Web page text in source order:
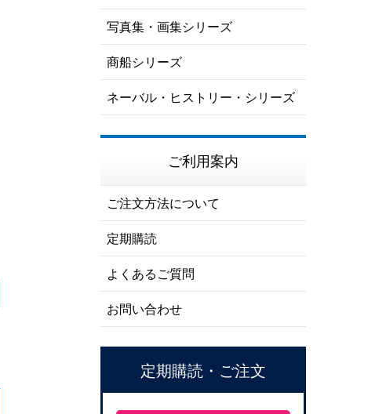
写真集・画集シリーズ
商船シリーズ
ネーバル・ヒストリー・シリーズ
ご利用案内
ご注文方法について
定期購読
よくあるご質問
お問い合わせ
定期購読・ご注文